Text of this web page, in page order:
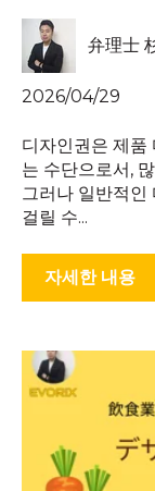
弁理士
2026/04/29
디자인권은 제품
는 수단으로서,
그러나 일반적인
걸릴 수...
자세한 내용